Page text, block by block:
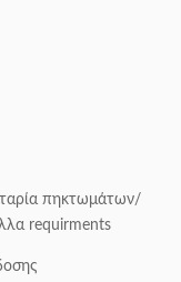
πηκτωμάτων/
requirments